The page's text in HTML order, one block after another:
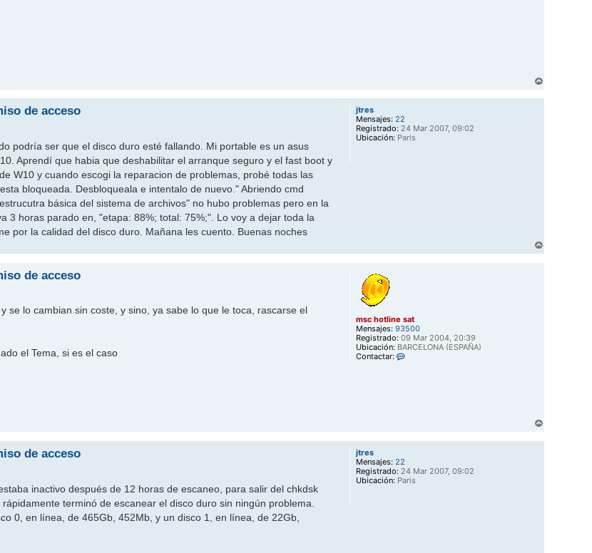
r
jtres
Mensajes: 22
Registrado: 24 Mar 2007, 09:02
Ubicación: Paris
de acceso
podría ser que el disco duro esté fallando. Mi portable es un asus
Aprendí que habia que deshabilitar el arranque seguro y el fast boot y
W10 y cuando escogi la reparacion de problemas, probé todas las
bloqueada. Desbloqueala e intentalo de nuevo." Abriendo cmd
básica del sistema de archivos" no hubo problemas pero en la
3 horas parado en, "etapa: 88%; total: 75%;". Lo voy a dejar toda la
por la calidad del disco duro. Mañana les cuento. Buenas noches
r
msc hotline sat
Mensajes: 93500
Registrado: 09 Mar 2004, 20:39
Ubicación: BARCELONA (ESPAÑA)
Contactar:
h
o
t
de acceso
se lo cambian sin coste, y sino, ya sabe lo que le toca, rascarse el
el Tema, si es el caso
r
jtres
Mensajes: 22
Registrado: 24 Mar 2007, 09:02
Ubicación: Paris
de acceso
inactivo después de 12 horas de escaneo, para salir del chkdsk
terminó de escanear el disco duro sin ningún problema.
0, en línea, de 465Gb, 452Mb, y un disco 1, en línea, de 22Gb,